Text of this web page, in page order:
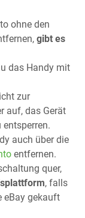
ohne den
gibt es
das Handy mit
zur
auf, das Gerät
entsperren.
auch über die
entfernen.
quer,
, falls
eBay gekauft